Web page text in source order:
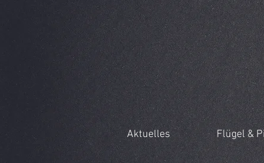
Aktuelles Flügel &